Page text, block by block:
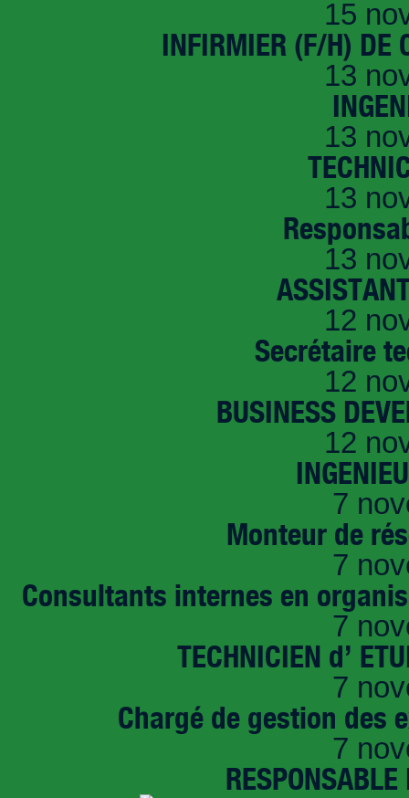
15
INFIRMIER (F/H) DE
13
13
13
13
12
Secrétaire
12
BUSINESS
12
7
Monteur de
7
Consultants internes en
7
TECHNICIEN d’
7
Chargé de gestion des
7